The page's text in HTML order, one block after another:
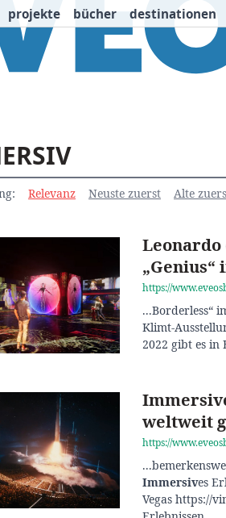
projekte bücher destinationen
Projekte Inspiration
nach:
Relevanz Neuste zuerst Alte
https://
...Borderless“
Klimt-
2022 gibt es in
weltweit
https://
Immersives
Vegas https://